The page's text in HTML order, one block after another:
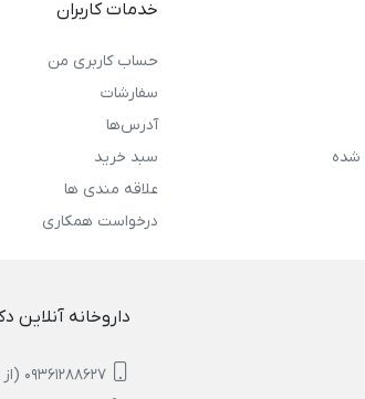
شده
خدمات کاربران
حساب کاربری من
سفارشات
آدرس‌ها
سبد خرید
علاقه مندی ها
درخواست همکاری
داروخانه آنلاین
09361288627 (از ساعت 9 تا 17)